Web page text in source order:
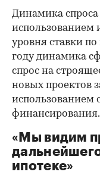
Динамика
использованием
уровня ставки
году динамика
спрос на
новых проектов
использованием
финансирования.
«Мы видим
ипотеке»